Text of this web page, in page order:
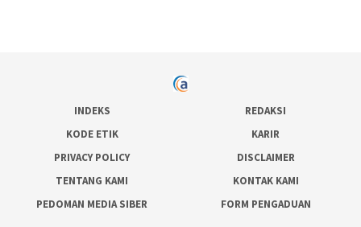
INDEKS
REDAKSI
KODE ETIK
KARIR
PRIVACY POLICY
DISCLAIMER
TENTANG KAMI
KONTAK KAMI
PEDOMAN MEDIA SIBER
FORM PENGADUAN